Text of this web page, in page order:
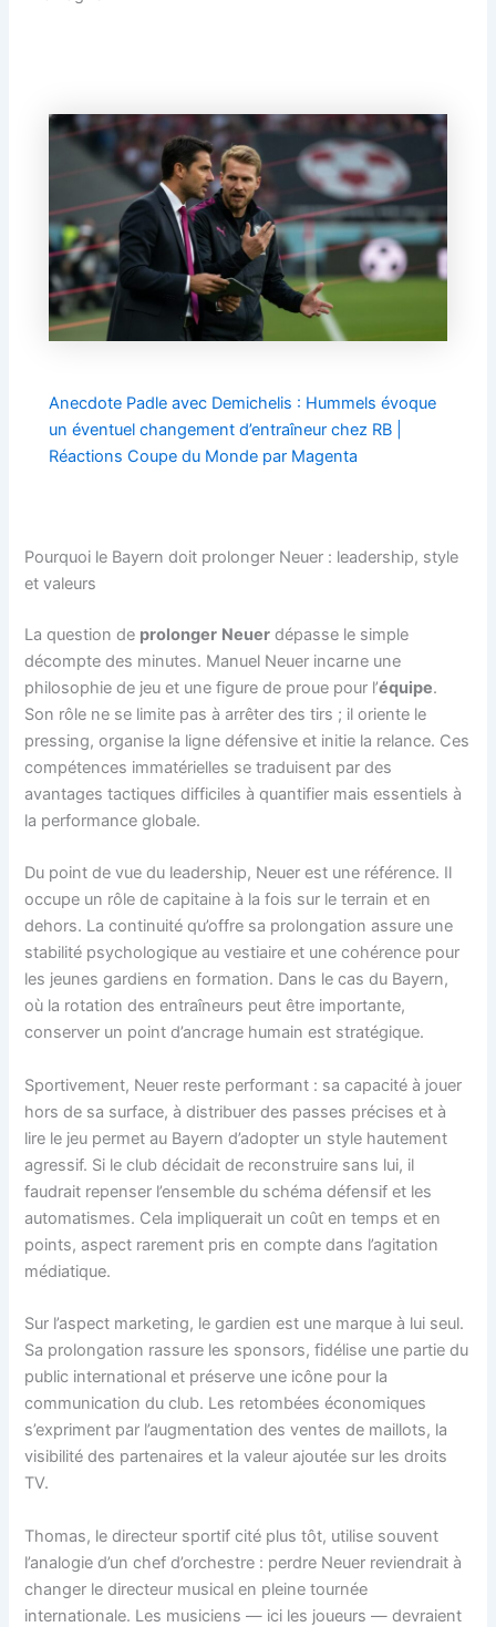
Anecdote Padle avec Demichelis : Hummels évoque
un éventuel changement d’entraîneur chez RB |
Réactions Coupe du Monde par Magenta
Pourquoi le Bayern doit prolonger Neuer : leadership, style
et valeurs
La question de prolonger Neuer dépasse le simple
décompte des minutes. Manuel Neuer incarne une
philosophie de jeu et une figure de proue pour l’équipe.
Son rôle ne se limite pas à arrêter des tirs ; il oriente le
pressing, organise la ligne défensive et initie la relance. Ces
compétences immatérielles se traduisent par des
avantages tactiques difficiles à quantifier mais essentiels à
la performance globale.
Du point de vue du leadership, Neuer est une référence. Il
occupe un rôle de capitaine à la fois sur le terrain et en
dehors. La continuité qu’offre sa prolongation assure une
stabilité psychologique au vestiaire et une cohérence pour
les jeunes gardiens en formation. Dans le cas du Bayern,
où la rotation des entraîneurs peut être importante,
conserver un point d’ancrage humain est stratégique.
Sportivement, Neuer reste performant : sa capacité à jouer
hors de sa surface, à distribuer des passes précises et à
lire le jeu permet au Bayern d’adopter un style hautement
agressif. Si le club décidait de reconstruire sans lui, il
faudrait repenser l’ensemble du schéma défensif et les
automatismes. Cela impliquerait un coût en temps et en
points, aspect rarement pris en compte dans l’agitation
médiatique.
Sur l’aspect marketing, le gardien est une marque à lui seul.
Sa prolongation rassure les sponsors, fidélise une partie du
public international et préserve une icône pour la
communication du club. Les retombées économiques
s’expriment par l’augmentation des ventes de maillots, la
visibilité des partenaires et la valeur ajoutée sur les droits
TV.
Thomas, le directeur sportif cité plus tôt, utilise souvent
l’analogie d’un chef d’orchestre : perdre Neuer reviendrait à
changer le directeur musical en pleine tournée
internationale. Les musiciens — ici les joueurs — devraient